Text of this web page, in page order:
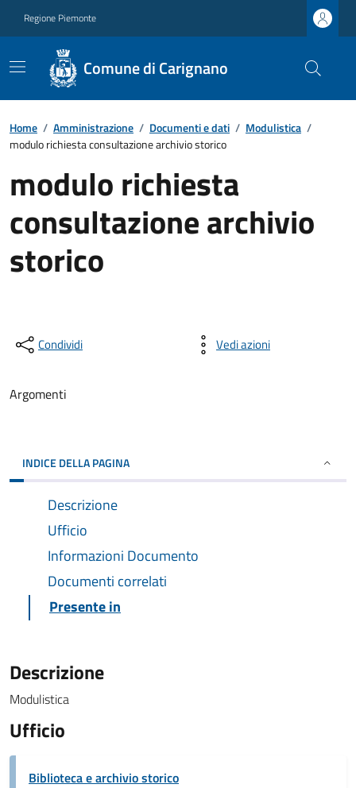
Regione Piemonte
Comune di Carignano
Home / Amministrazione / Documenti e dati / Modulistica /
modulo richiesta consultazione archivio storico
modulo richiesta
consultazione archivio
storico
Condividi Vedi azioni
Argomenti
INDICE DELLA PAGINA
Descrizione
Ufficio
Informazioni Documento
Documenti correlati
Presente in
Descrizione
Modulistica
Ufficio
Biblioteca e archivio storico